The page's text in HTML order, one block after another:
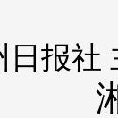
日报社